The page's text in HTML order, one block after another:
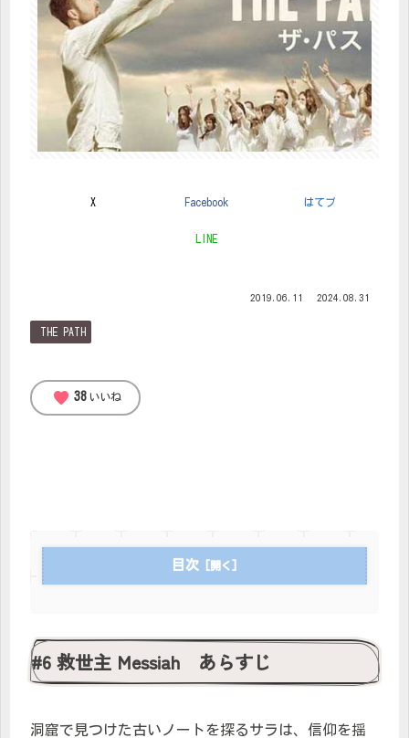
X Facebook はてブ
LINE
2019.06.11 2024.08.31
THE PATH
favorite 38 いいね
目次
#6 救世主 Messiah あらすじ
洞窟で見つけた古いノートを探るサラは、信仰を揺